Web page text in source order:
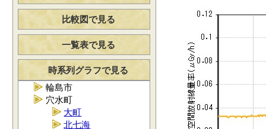
比較図で見る
一覧表で見る
時系列グラフで見る
輪島市
穴水町
大町
北七海